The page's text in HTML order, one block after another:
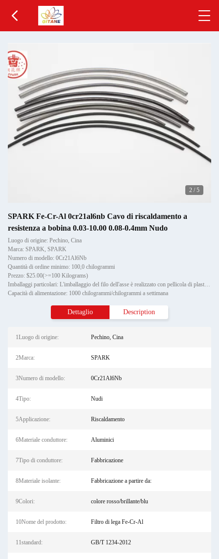
2 /5
SPARK Fe-Cr-Al 0cr21al6nb Cavo di riscaldamento a
resistenza a bobina 0.03-10.00 0.08-0.4mm Nudo
Luogo di origine: Pechino, Cina
Marca: SPARK, SPARK
Numero di modello: 0Cr21Al6Nb
Quantità di ordine minimo: 100,0 chilogrammi
Prezzo: $25.00(>=100 Kilograms)
Imballaggi particolari: L'imballaggio del filo dell'asse è realizzato con pellicola di plastica, mentre l'imballaggio estern
Capacità di alimentazione: 1000 chilogrammi/chilogrammi a settimana
Dettaglio Description
1Luogo di origine: Pechino, Cina
2Marca: SPARK
3Numero di modello: 0Cr21Al6Nb
4Tipo: Nudi
5Applicazione: Riscaldamento
6Materiale conduttore: Aluminici
7Tipo di conduttore: Fabbricazione
8Materiale isolante: Fabbricazione a partire da:
9Colori: colore rosso/brillante/blu
10Nome del prodotto: Filtro di lega Fe-Cr-Al
11standard: GB/T 1234-2012